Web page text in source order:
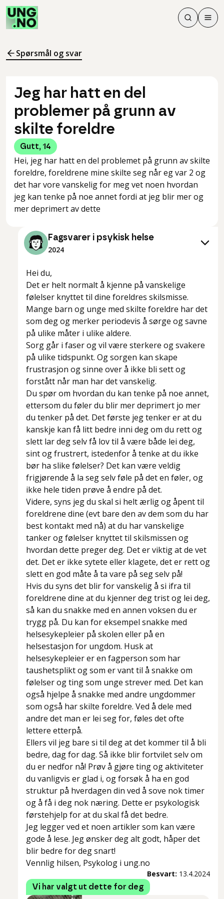
Søk
Søk
Meny
Spørsmål og svar
Jeg har hatt en del
problemer på grunn av
skilte foreldre
Gutt, 14
Hei, jeg har hatt en del problemet på grunn av skilte
foreldre, foreldrene mine skilte seg når eg var 2 og
det har vore vanskelig for meg vet noen hvordan
jeg kan tenke på noe annet fordi at jeg blir mer og
mer deprimert av dette
Fagsvarer i psykisk helse
2024
Hei du,
Det er helt normalt å kjenne på vanskelige
følelser knyttet til dine foreldres skilsmisse.
Mange barn og unge med skilte foreldre har det
som deg og merker periodevis å sørge og savne
på ulike måter i ulike aldere.
Sorg går i faser og vil være sterkere og svakere
på ulike tidspunkt. Og sorgen kan skape
frustrasjon og sinne over å ikke bli sett og
forstått når man har det vanskelig.
Du spør om hvordan du kan tenke på noe annet,
ettersom du føler du blir mer deprimert jo mer
du tenker på det. Det første jeg tenker er at du
kanskje kan få litt bedre inni deg om du rett og
slett lar deg selv få lov til å være både lei deg,
sint og frustrert, istedenfor å tenke at du ikke
bør ha slike følelser? Det kan være veldig
frigjørende å la seg selv føle på det en føler, og
ikke hele tiden prøve å endre på det.
Videre, syns jeg du skal si helt ærlig og åpent til
foreldrene dine (evt bare den av dem som du har
best kontakt med nå) at du har vanskelige
tanker og følelser knyttet til skilsmissen og
hvordan dette preger deg. Det er viktig at de vet
det. Det er ikke sytete eller klagete, det er rett og
slett en god måte å ta vare på seg selv på!
Hvis du syns det blir for vanskelig å si ifra til
foreldrene dine at du kjenner deg trist og lei deg,
så kan du snakke med en annen voksen du er
trygg på. Du kan for eksempel snakke med
helsesykepleier på skolen eller på en
helsestasjon for ungdom. Husk at
helsesykepleier er en fagperson som har
taushetsplikt og som er vant til å snakke om
følelser og ting som unge strever med. Det kan
også hjelpe å snakke med andre ungdommer
som også har skilte foreldre. Ved å dele med
andre det man er lei seg for, føles det ofte
lettere etterpå.
Ellers vil jeg bare si til deg at det kommer til å bli
bedre, dag for dag. Så ikke blir fortvilet selv om
du er nedfor nå! Prøv å gjøre ting og aktiviteter
du vanligvis er glad i, og forsøk å ha en god
struktur på hverdagen din ved å sove nok timer
og å få i deg nok næring. Dette er psykologisk
førstehjelp for at du skal få det bedre.
Jeg legger ved et noen artikler som kan være
gode å lese. Jeg ønsker deg alt godt, håper det
blir bedre for deg snart!
Vennlig hilsen, Psykolog i ung.no
Besvart: 13.4.2024
Vi har valgt ut dette for deg